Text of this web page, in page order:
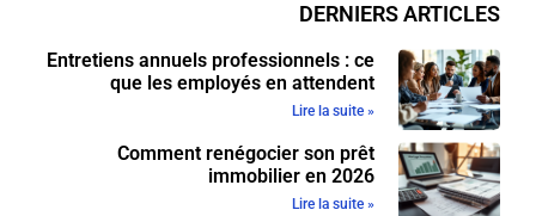
DERNIERS ARTICLES
Entretiens annuels professionnels : ce
que les employés en attendent
Lire la suite »
Comment renégocier son prêt
immobilier en 2026
Lire la suite »